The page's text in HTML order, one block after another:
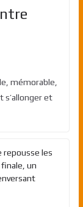
mémorable,
s’allonger et
repousse les
un